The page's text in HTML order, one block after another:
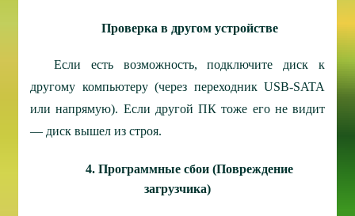
Проверка в другом устройстве
Если есть возможность, подключите диск к
другому компьютеру (через переходник USB-SATA
или напрямую). Если другой ПК тоже его не видит
— диск вышел из строя.
4. Программные сбои (Повреждение
загрузчика)